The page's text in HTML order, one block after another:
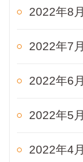
2022年8月
2022年7月
2022年6月
2022年5月
2022年4月